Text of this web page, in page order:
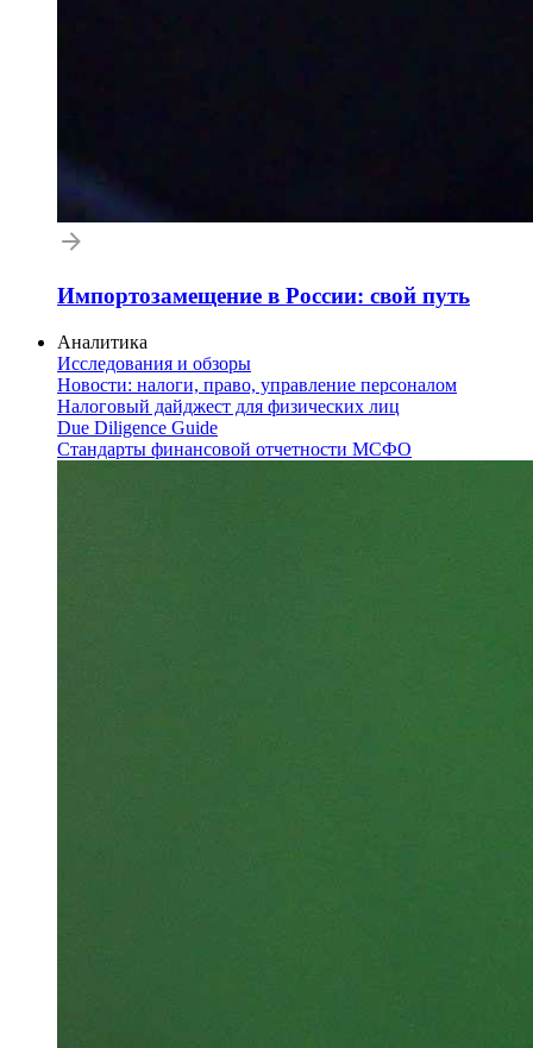
Импортозамещение в России: свой путь
Аналитика
Исследования и обзоры
Новости: налоги, право, управление персоналом
Налоговый дайджест для физических лиц
Due Diligence Guide
Стандарты финансовой отчетности МСФО